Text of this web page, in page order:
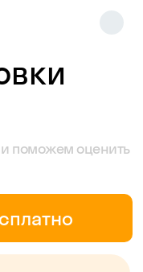
поможем оценить